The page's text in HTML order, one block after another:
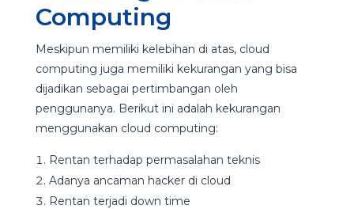
Computing
Meskipun memiliki kelebihan di atas, cloud
computing juga memiliki kekurangan yang bisa
dijadikan sebagai pertimbangan oleh
penggunanya. Berikut ini adalah kekurangan
menggunakan cloud computing:
Rentan terhadap permasalahan teknis
Adanya ancaman hacker di cloud
Rentan terjadi down time